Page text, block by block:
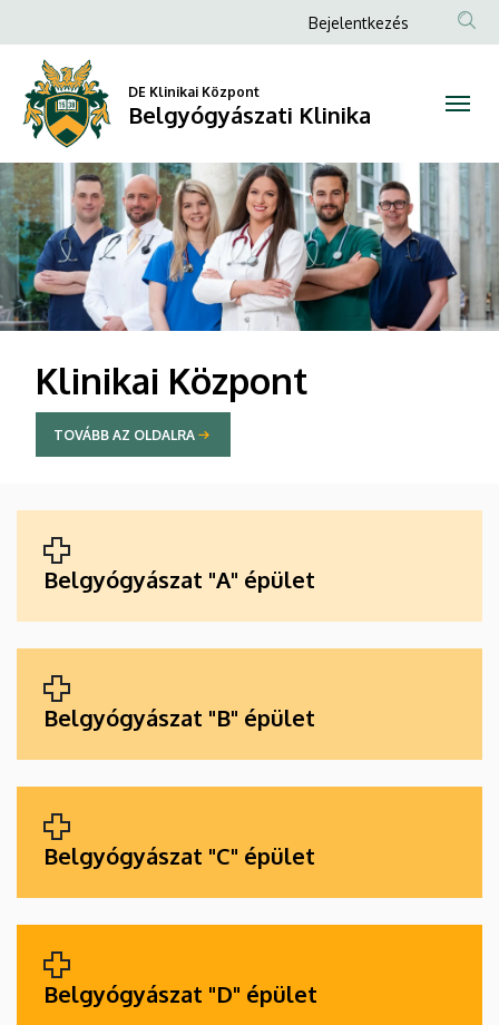
Klinika
Anonim
menüje
Bejelentkezés
DE Klinikai Központ
Belgyógyászati Klinika
DIAVETÍTÉS
Klinikai Központ
TOVÁBB AZ OLDALRA
Belgyógyászat "A" épület
Belgyógyászat "B" épület
Belgyógyászat "C" épület
Belgyógyászat "D" épület